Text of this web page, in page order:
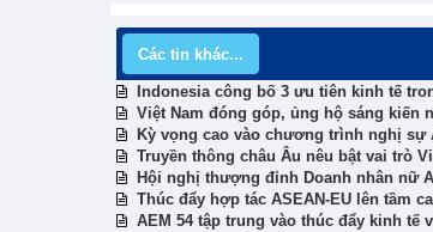
Các tin khác...
Indonesia công bố 3 ưu tiên kinh tế
Việt Nam đóng góp, ủng hộ sáng kiến
Kỳ vọng cao vào chương trình nghị sự
Truyền thông châu Âu nêu bật vai trò
Hội nghị thượng đỉnh Doanh nhân nữ
Thúc đẩy hợp tác ASEAN-EU lên tầm
AEM 54 tập trung vào thúc đẩy kinh tế